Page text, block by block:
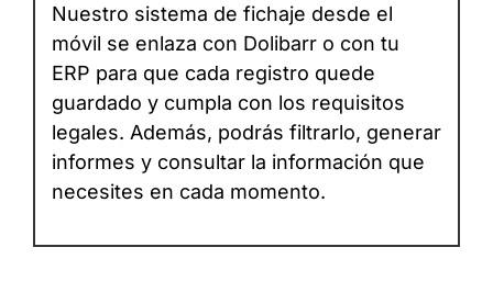
Nuestro sistema de fichaje desde el
móvil se enlaza con Dolibarr o con tu
ERP para que cada registro quede
guardado y cumpla con los requisitos
legales. Además, podrás filtrarlo, generar
informes y consultar la información que
necesites en cada momento.